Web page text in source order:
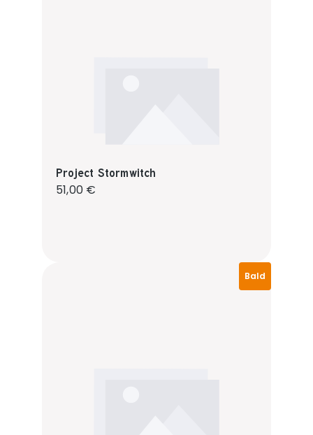
Project Stormwitch
Regulärer Preis:
51,00 €
Bald